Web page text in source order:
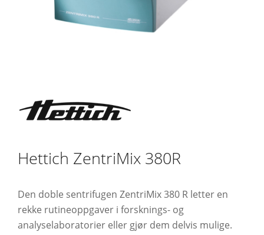
Hettich ZentriMix 380R
Den doble sentrifugen ZentriMix 380 R letter en
rekke rutineoppgaver i forsknings- og
analyselaboratorier eller gjør dem delvis mulige.